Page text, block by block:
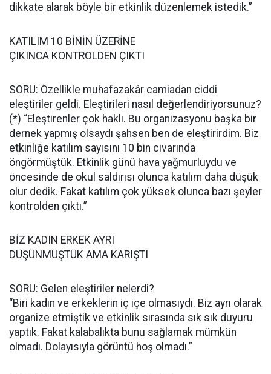
dikkate alarak böyle bir etkinlik düzenlemek istedik.”
KATILIM 10 BİNİN ÜZERİNE
ÇIKINCA KONTROLDEN ÇIKTI
SORU: Özellikle muhafazakâr camiadan ciddi
eleştiriler geldi. Eleştirileri nasıl değerlendiriyorsunuz?
(*) “Eleştirenler çok haklı. Bu organizasyonu başka bir
dernek yapmış olsaydı şahsen ben de eleştirirdim. Biz
etkinliğe katılım sayısını 10 bin civarında
öngörmüştük. Etkinlik günü hava yağmurluydu ve
öncesinde de okul saldırısı olunca katılım daha düşük
olur dedik. Fakat katılım çok yüksek olunca bazı şeyler
kontrolden çıktı.”
BİZ KADIN ERKEK AYRI
DÜŞÜNMÜŞTÜK AMA KARIŞTI
SORU: Gelen eleştiriler nelerdi?
“Biri kadın ve erkeklerin iç içe olmasıydı. Biz ayrı olarak
organize etmiştik ve etkinlik sırasında sık sık duyuru
yaptık. Fakat kalabalıkta bunu sağlamak mümkün
olmadı. Dolayısıyla görüntü hoş olmadı.”